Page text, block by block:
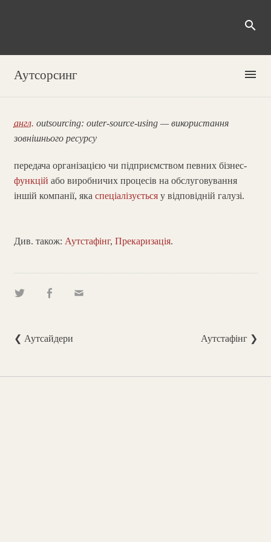
search
Аутсорсинг menu
англ. outsourcing: outer-source-using — використання
зовнішнього ресурсу
передача організацією чи підприємством певних бізнес-
функцій або виробничих процесів на обслуговування
іншій компанії, яка спеціалізуєтьсяу відповідній галузі.
Див. також: Аутстафінг, Прекаризація.
❮ Аутсайдери Аутстафінг ❯